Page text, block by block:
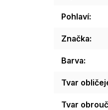
Pohlaví:
Značka:
Barva:
Tvar
Tvar